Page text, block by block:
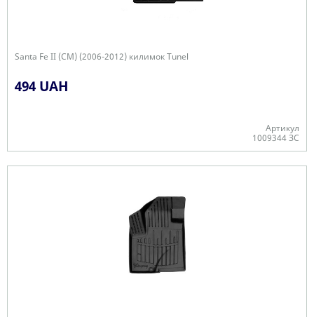
Santa Fe II (CM) (2006-2012) килимок Tunel
494 UAH
Артикул
1009344 ЗС